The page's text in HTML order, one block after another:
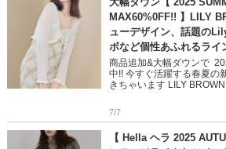
MAX60%0FF!! 】LILY
ューデザイン、話題の
ボなど個性あふれるライ
商品追加&大幅ダウンで
中!! 今すぐ活躍する春夏の
きちゃいます LILY
7/7
【 Hella ヘラ 2025